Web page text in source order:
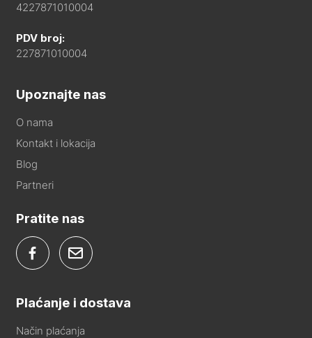
4227871010004
PDV broj:
227871010004
Upoznajte nas
O nama
Kontakt i lokacija
Blog
Partneri
Pratite nas
Plaćanje i dostava
Način plaćanja